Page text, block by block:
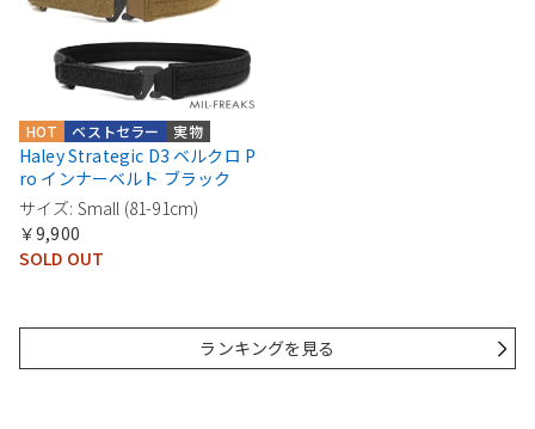
実物
ベストセラー
HOT
Haley Strategic D3 ベルクロ P
ro インナーベルト ブラック
サイズ: Small (81-91cm)
￥9,900
SOLD OUT
ランキングを見る